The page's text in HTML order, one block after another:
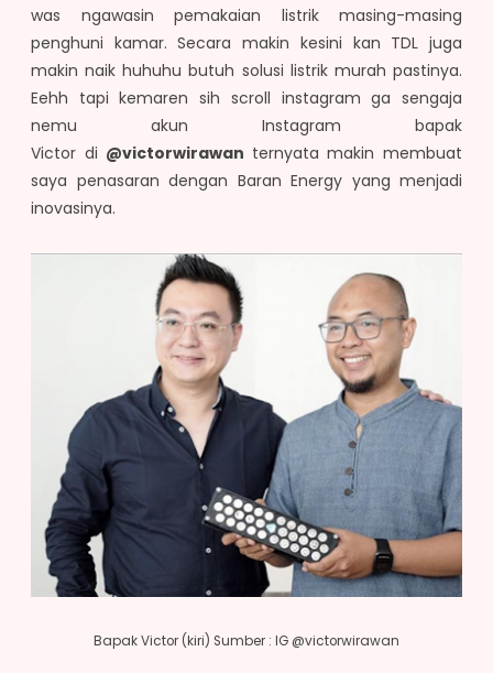
was ngawasin pemakaian listrik masing-masing
penghuni kamar. Secara makin kesini kan TDL juga
makin naik huhuhu butuh solusi listrik murah pastinya.
Eehh tapi kemaren sih scroll instagram ga sengaja
nemu akun Instagram bapak
Victor di @victorwirawan ternyata makin membuat
saya penasaran dengan Baran Energy yang menjadi
inovasinya.
Bapak Victor (kiri) Sumber : IG @victorwirawan